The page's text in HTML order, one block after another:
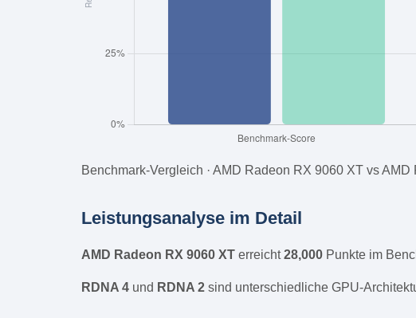
Benchmark-Vergleich · AMD Radeon RX 9060 XT vs
Leistungsanalyse im Detail
AMD Radeon RX 9060 XT erreicht28,000 Punkte im
RDNA 4 und RDNA 2 sind unterschiedliche GPU-